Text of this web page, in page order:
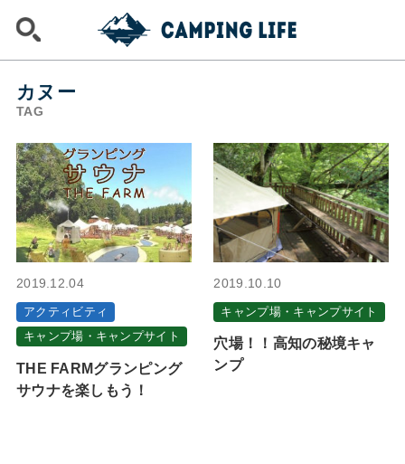
カヌー
TAG
2019.12.04
アクティビティ
キャンプ場・キャンプサイト
THE FARMグランピング
サウナを楽しもう！
2019.10.10
キャンプ場・キャンプサイト
穴場！！高知の秘境キャ
ンプ